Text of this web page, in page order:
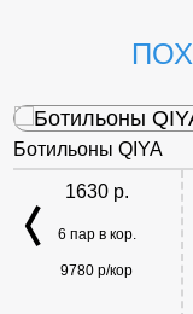
Ботильоны QIYA
1630 р.
6 пар в кор.
9780 р/кор